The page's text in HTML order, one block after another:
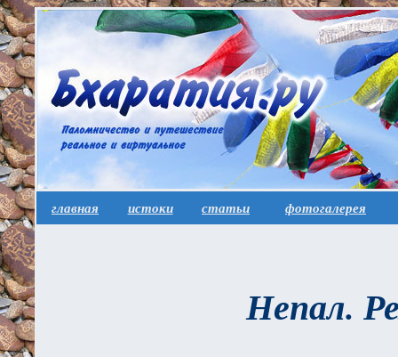
главная истоки статьи фотогалерея
Непал.